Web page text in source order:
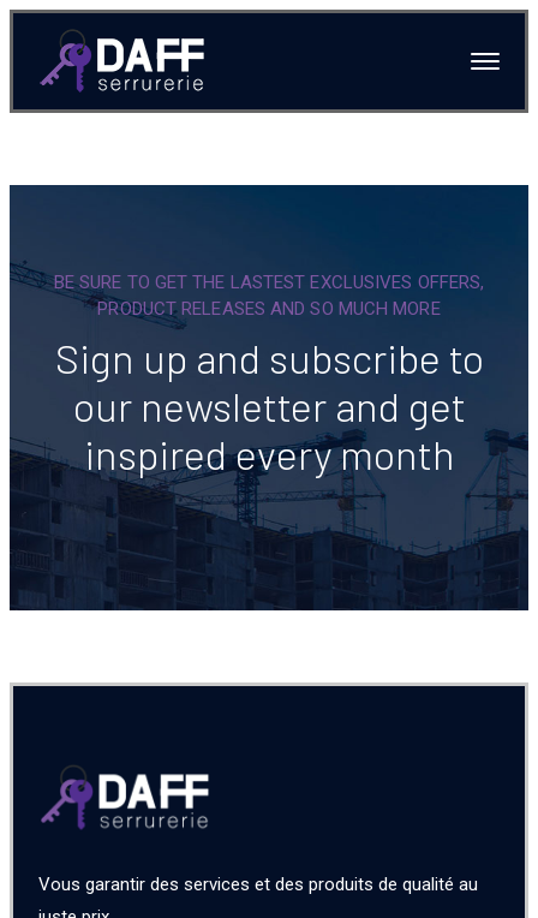
BE SURE TO GET THE LASTEST EXCLUSIVES OFFERS,
PRODUCT RELEASES AND SO MUCH MORE
Sign up and subscribe to
our newsletter and get
inspired every month
Vous garantir des services et des produits de qualité au